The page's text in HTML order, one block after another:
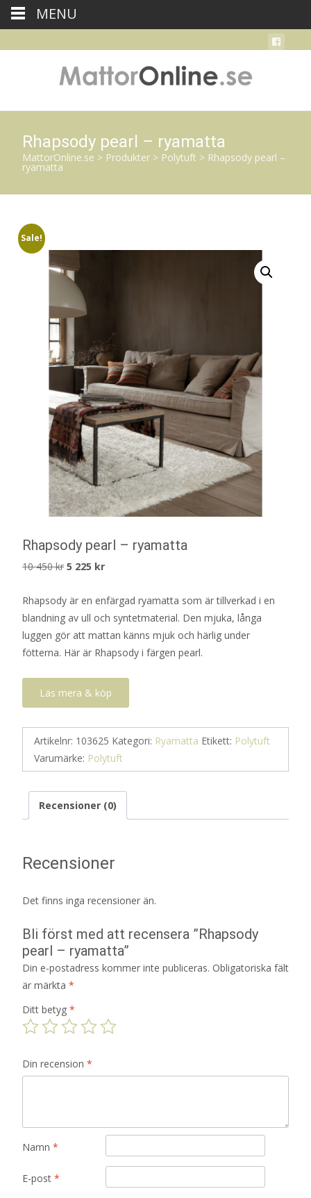
Rhapsody pearl – ryamatta
MattorOnline.se > Produkter > Polytuft > Rhapsody pearl –
ryamatta
Sale!
Rhapsody pearl – ryamatta
10 450kr Det
priset
var:
10
450 kr.
5 225 krDet
priset
är:
5
225 kr.
Rhapsody är en enfärgad ryamatta som är tillverkad i en
blandning av ull och syntetmaterial. Den mjuka, långa
luggen gör att mattan känns mjuk och härlig under
fötterna. Här är Rhapsody i färgen pearl.
Läs mera & köp
Artikelnr: 103625 Kategori: Ryamatta Etikett: Polytuft
Varumärke: Polytuft
Recensioner (0)
Recensioner
Det finns inga recensioner än.
Bli först med att recensera ”Rhapsody
pearl – ryamatta”
Din e-postadress kommer inte publiceras. Obligatoriska fält
är märkta *
Ditt betyg *
Din recension *
Namn *
E-post *
MENU